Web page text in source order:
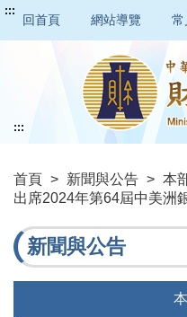
:::
回首頁 網站導覽 常
首頁 > 新聞與公告 > 本
出席2024年第64屆中美洲
:::
新聞與公告